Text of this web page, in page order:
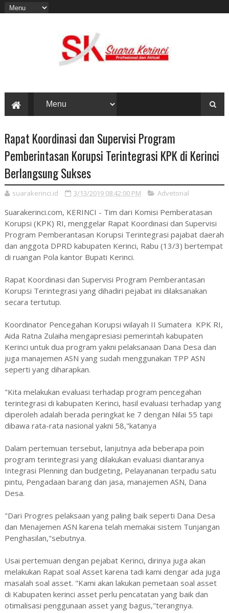
Rapat Koordinasi dan Supervisi Program
Pemberintasan Korupsi Terintegrasi KPK di Kerinci
Berlangsung Sukses
suarakerinci.id 3/13/2019 08:42:00 PM Advetorial
Suarakerinci.com, KERINCI - Tim dari Komisi Pemberatasan
Korupsi (KPK) RI, menggelar Rapat Koordinasi dan Supervisi
Program Pemberantasan Korupsi Terintegrasi pajabat daerah
dan anggota DPRD kabupaten Kerinci, Rabu (13/3) bertempat
di ruangan Pola kantor Bupati Kerinci.
Rapat Koordinasi dan Supervisi Program Pemberantasan
Korupsi Terintegrasi yang dihadiri pejabat ini dilaksanakan
secara tertutup.
Koordinator Pencegahan Korupsi wilayah II Sumatera KPK RI,
Aida Ratna Zulaiha mengapresiasi pemerintah kabupaten
Kerinci untuk dua program yakni pelaksanaan Dana Desa dan
juga manajemen ASN yang sudah menggunakan TPP ASN
seperti yang diharapkan.
"Kita melakukan evaluasi terhadap program pencegahan
terintegrasi di kabupaten Kerinci, hasil evaluasi terhadap yang
diperoleh adalah berada peringkat ke 7 dengan Nilai 55 tapi
dibawa rata-rata nasional yakni 58,"katanya
Dalam pertemuan tersebut, lanjutnya ada beberapa poin
program terintegrasi yang dilakukan evaluasi diantaranya
Integrasi Plenning dan budgeting, Pelayananan terpadu satu
pintu, Pengadaan barang dan jasa, manajemen ASN, Dana
Desa.
"Dari Progres pelaksaan yang paling baik seperti Dana Desa
dan Menajemen ASN karena telah memakai sistem Tunjangan
Penghasilan,"sebutnya.
Usai pertemuan dengan pejabat Kerinci, dirinya juga akan
melakukan Rapat soal Asset karena tadi kami dengar ada juga
masalah soal asset. "Kami akan lakukan pemetaan soal asset
di Kabupaten kerinci asset perlu pencatatan yang baik dan
otimalisasi penggunaan asset yang bagus,"terangnya.